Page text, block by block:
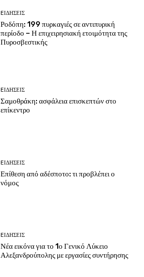
EΙΔΗΣΕΙΣ
Ροδόπη: 199 πυρκαγιές σε αντιπυρική
περίοδο – Η επιχειρησιακή ετοιμότητα της
Πυροσβεστικής
EΙΔΗΣΕΙΣ
Σαμοθράκη: ασφάλεια επισκεπτών στο
επίκεντρο
EΙΔΗΣΕΙΣ
Επίθεση από αδέσποτο: τι προβλέπει ο
νόμος
EΙΔΗΣΕΙΣ
Νέα εικόνα για το 1ο Γενικό Λύκειο
Αλεξανδρούπολης με εργασίες συντήρησης